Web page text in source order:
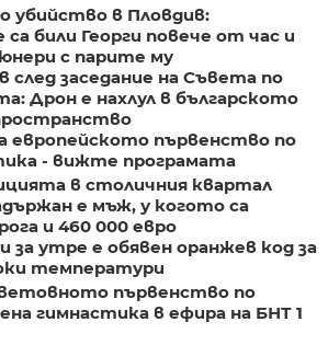
в Пловдив:
били Георги повече от час и
с парите му
след заседание на Съвета по
Дрон е нахлул в българското
европейското първенство по
- вижте програмата
в столичния квартал
е мъж, у когото са
и 460 000 евро
за утре е обявен оранжев код за
температури
първенство по
гимнастика в ефира на БНТ 1